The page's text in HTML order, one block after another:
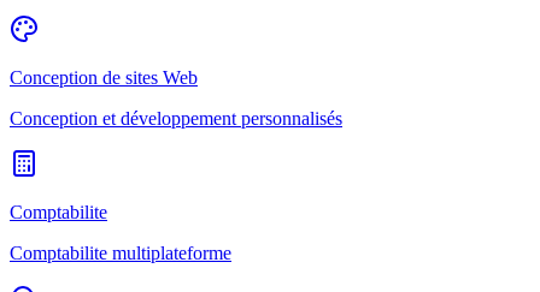
Conception de sites Web
Conception et développement personnalisés
Comptabilite
Comptabilite multiplateforme